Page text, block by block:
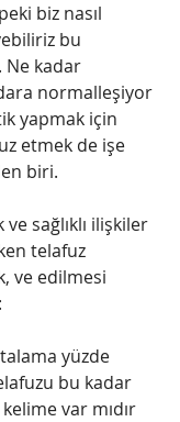
biz nasıl
bu
Ne kadar
normalleşiyor
yapmak için
etmek de işe
biri.
sağlıklı ilişkiler
telafuz
ve edilmesi
yüzde
bu kadar
var mıdır